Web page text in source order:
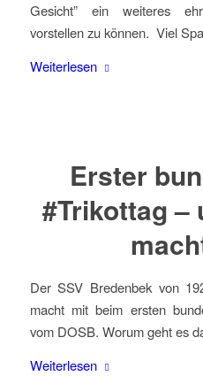
Gesicht” ein weiteres
vorstellen zu können. Viel
Weiterlesen
Erster
#Trikottag –
DerSSV Bredenbek von
macht mit beim ersten
vom DOSB. Worum geht es
Weiterlesen